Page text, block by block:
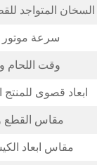
السخان المتواجد
سرعة موتور
وقت اللحام
ابعاد قصوى للمنتج
مقاس القطع
مقاس ابعاد